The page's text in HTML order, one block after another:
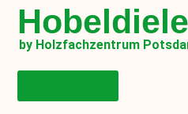
Hobeldiele
by Holzfachzentrum